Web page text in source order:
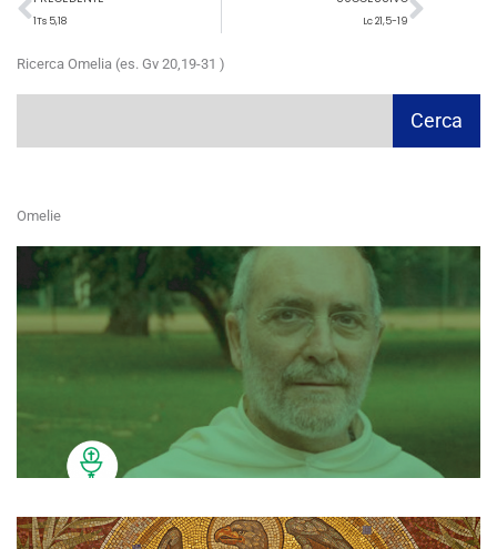
1Ts 5,18 Lc 21,5-19
Ricerca Omelia (es. Gv 20,19-31 )
Cerca
Omelie